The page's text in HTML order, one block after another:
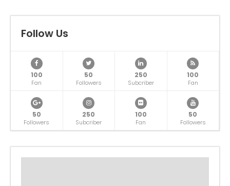
Follow Us
100
Fan
50
Followers
250
Subcriber
100
Fan
50
Followers
250
Subcriber
100
Fan
50
Followers